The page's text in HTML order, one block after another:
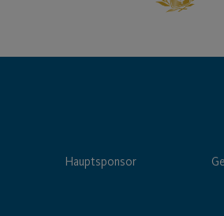
Hauptsponsor